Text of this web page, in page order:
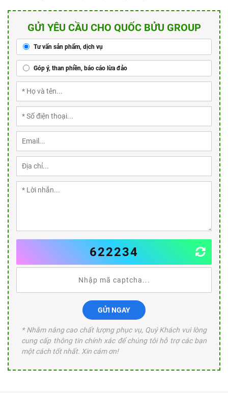
GỬI YÊU CẦU CHO QUỐC BỬU GROUP
Tư vấn sản phẩm, dịch vụ
Góp ý, than phiền, báo cáo lừa đảo
622234
GỬI NGAY
* Nhằm nâng cao chất lượng phục vụ, Quý Khách vui lòng
cung cấp thông tin chính xác để chúng tôi hỗ trợ các bạn
một cách tốt nhất. Xin cám ơn!